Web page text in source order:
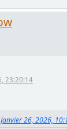
23:20:14
26, 2026,